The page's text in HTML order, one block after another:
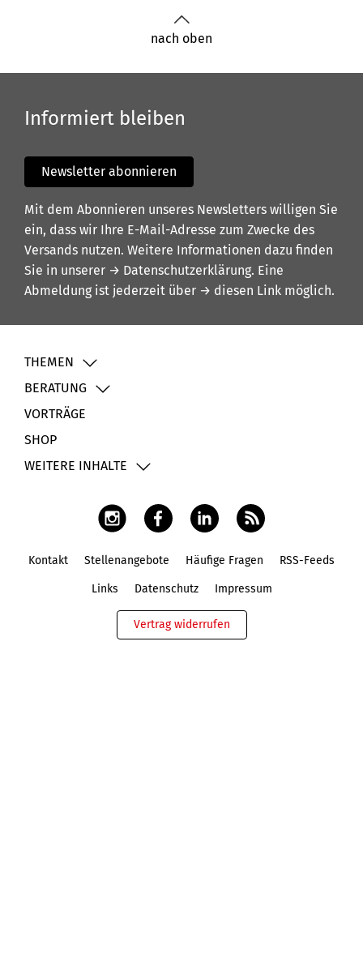
nach oben
Informiert bleiben
Newsletter abonnieren
Mit dem Abonnieren unseres Newsletters willigen Sie
ein, dass wir Ihre E-Mail-Adresse zum Zwecke des
Versands nutzen. Weitere Informationen dazu finden
Sie in unserer → Datenschutzerklärung. Eine
Abmeldung ist jederzeit über → diesen Link möglich.
THEMEN
BERATUNG
VORTRÄGE
SHOP
WEITERE INHALTE
Kontakt Stellenangebote Häufige Fragen RSS-Feeds
Links Datenschutz Impressum
Vertrag widerrufen